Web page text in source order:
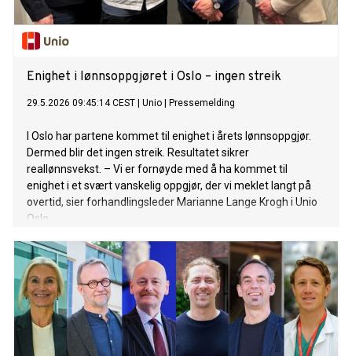
Enighet i lønnsoppgjøret i Oslo – ingen streik
29.5.2026 09:45:14 CEST Unio Pressemelding
I Oslo har partene kommet til enighet i årets lønnsoppgjør.
Dermed blir det ingen streik. Resultatet sikrer
reallønnsvekst. – Vi er fornøyde med å ha kommet til
enighet i et svært vanskelig oppgjør, der vi meklet langt på
overtid, sier forhandlingsleder Marianne Lange Krogh i Unio
Oslo.